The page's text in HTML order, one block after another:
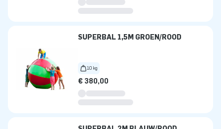
SUPERBAL 1,5M GROEN/ROOD
10 kg
€ 380,00